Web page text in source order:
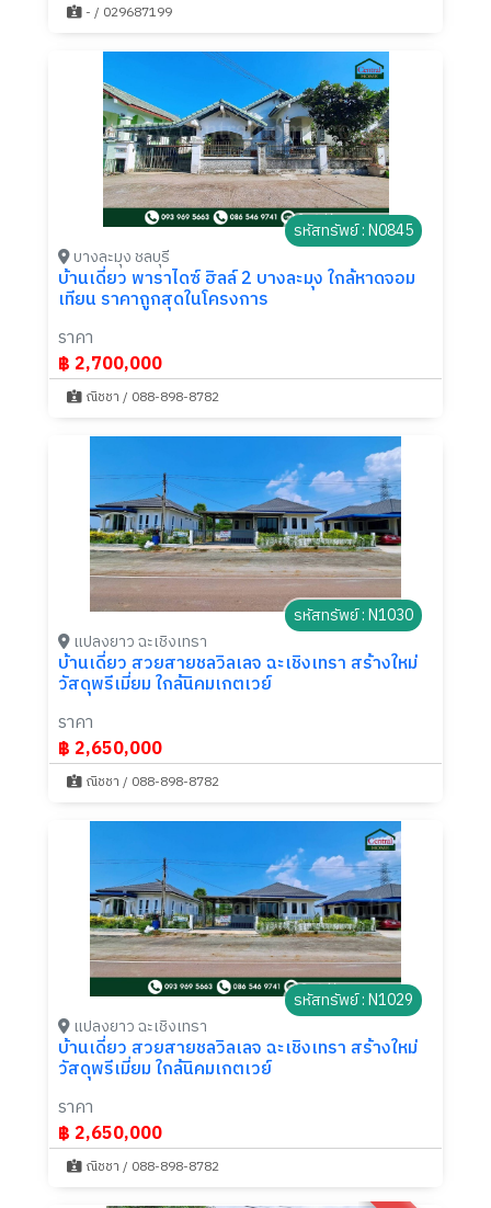
- / 029687199
รหัสทรัพย์ : N0845
บางละมุง ชลบุรี
บ้านเดี่ยว พาราไดซ์ ฮิลล์ 2 บางละมุง ใกล้หาดจอม
เทียน ราคาถูกสุดในโครงการ
ราคา
฿ 2,700,000
ณิชชา / 088-898-8782
รหัสทรัพย์ : N1030
แปลงยาว ฉะเชิงเทรา
บ้านเดี่ยว สวยสายชลวิลเลจ ฉะเชิงเทรา สร้างใหม่
วัสดุพรีเมี่ยม ใกล้นิคมเกตเวย์
ราคา
฿ 2,650,000
ณิชชา / 088-898-8782
รหัสทรัพย์ : N1029
แปลงยาว ฉะเชิงเทรา
บ้านเดี่ยว สวยสายชลวิลเลจ ฉะเชิงเทรา สร้างใหม่
วัสดุพรีเมี่ยม ใกล้นิคมเกตเวย์
ราคา
฿ 2,650,000
ณิชชา / 088-898-8782